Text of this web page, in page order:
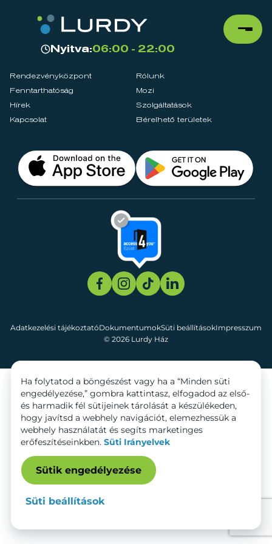
Nyitva:06:00 - 22:00
Rendezvényközpont
Rólunk
Fenntarthatóság
Mozi
Hírek
Szolgáltatások
Kapcsolat
Bérelhető területek
© 2026 Lurdy Ház
Adatkezelési tájékoztatóDokumentumokSüti beállításokImpresszum
Ha folytatod a böngészést vagy ha a “Minden süti
engedélyezése,” gombra kattintasz, elfogadod az első-
és harmadik fél sütijeinek tárolását a készülékeden,
hogy javítsd a webhely navigációt, elemezhessük a
webhely használatát és segíts marketinges
erőfeszítéseinkben. Süti Irányelvek
Sütik engedélyezése
Süti beállítások